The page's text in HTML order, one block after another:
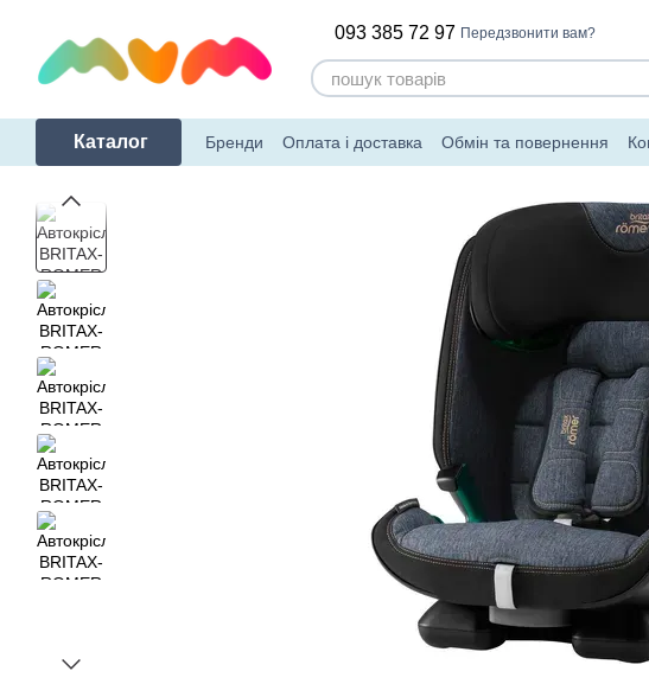
093 385 72 97 Передзвонити вам?
Каталог Бренди Оплата і доставка Обмін та повернення